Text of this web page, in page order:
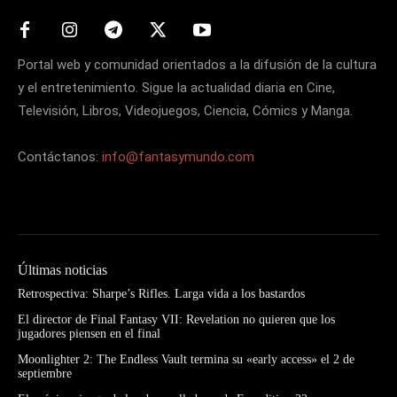
Portal web y comunidad orientados a la difusión de la cultura
y el entretenimiento. Sigue la actualidad diaria en Cine,
Televisión, Libros, Videojuegos, Ciencia, Cómics y Manga.
Contáctanos: info@fantasymundo.com
Últimas noticias
Retrospectiva: Sharpe’s Rifles. Larga vida a los bastardos
El director de Final Fantasy VII: Revelation no quieren que los
jugadores piensen en el final
Moonlighter 2: The Endless Vault termina su «early access» el 2 de
septiembre